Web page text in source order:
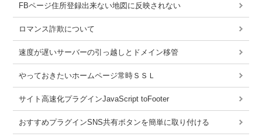
FBページ住所登録出来ない地図に反映されない
ロマンス詐欺について
速度が遅いサーバーの引っ越しとドメイン移管
やっておきたいホームページ常時ＳＳＬ
サイト高速化プラグインJavaScript toFooter
おすすめプラグインSNS共有ボタンを簡単に取り付ける